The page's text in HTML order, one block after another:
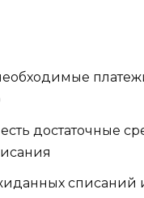
достаточные
списаний